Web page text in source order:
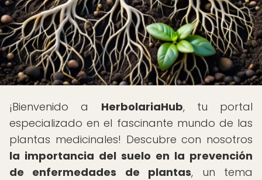
¡Bienvenido a HerbolariaHub, tu portal
especializado en el fascinante mundo de las
plantas medicinales! Descubre con nosotros
la importancia del suelo en la prevención
de enfermedades de plantas, un tema